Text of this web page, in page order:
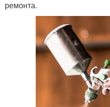
ремонта.